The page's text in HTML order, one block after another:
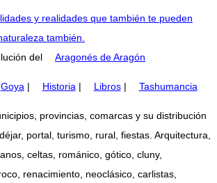
y realidades que también te pueden
también.
del
Aragonés de Aragón
Goya | Historia | Libros| Tashumancia
provincias, comarcas y su distribución
portal, turismo, rural, fiestas. Arquitectura,
celtas, románico, gótico, cluny,
renacimiento, neoclásico, carlistas,